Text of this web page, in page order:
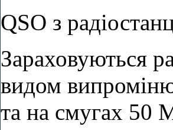
QSO з
Зараховуються
видом
та на смугах 50